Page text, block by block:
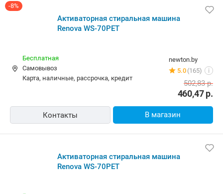
-8%
Активаторная стиральная машина
Renova WS-70PET
newton.by
5.0 (165) i
Бесплатная
Самовывоз
карта, наличные, рассрочка, кредит
460,47р.
502,83р.
Контакты В магазин
Активаторная стиральная машина
Renova WS-70PET